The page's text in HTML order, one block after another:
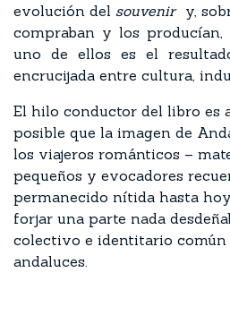
evolución delsouveniry,
compraban y los producían,
uno de ellos es el
encrucijada entre cultura,
El hilo conductor del libro es
posible que la imagen de
los viajeros románticos –
pequeños y evocadores
permanecido nítida hasta
forjar una parte nada
colectivo e identitario común
andaluces.